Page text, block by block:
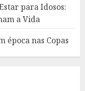
para Idosos:
a Vida
época nas Copas